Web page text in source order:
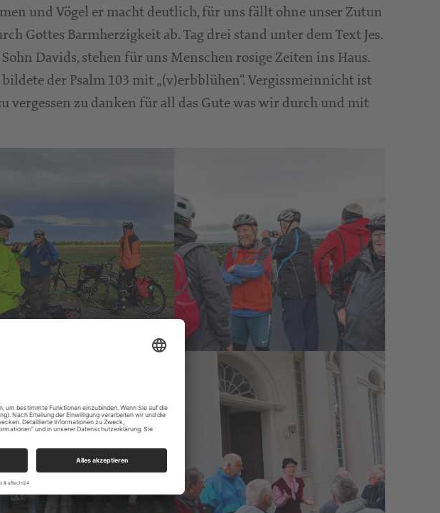
und Vögel er macht deutlich, für uns fällt ohne unser Zutun
Gottes Barmherzigkeit ab. Tag drei stand unter dem Text Jes.
Davids, stehen für uns Menschen rosige Zeiten ins Haus.
der Psalm 103 mit „(v)erbblühen“. Vergissmeinnicht ist
zu danken für all das Gute was wir durch und mit